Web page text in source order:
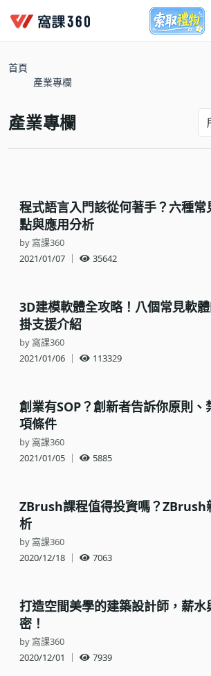
今天想要學什麼?
首頁
產業專欄
產業專欄
程式語言入門該從何著手？六種常
點與應用分析
by 窩課360
2021/01/07 ｜ 35642
3D建模軟體全攻略！八個常見軟
掛支援介紹
by 窩課360
2021/01/06 ｜ 113329
創業有SOP？創新者告訴你原則、
項條件
by 窩課360
2021/01/05 ｜ 5885
ZBrush課程值得投資嗎？ZBrush
析
by 窩課360
2020/12/18 ｜ 7063
打造空間美學的建築設計師，薪水
密！
by 窩課360
2020/12/01
｜ 7939